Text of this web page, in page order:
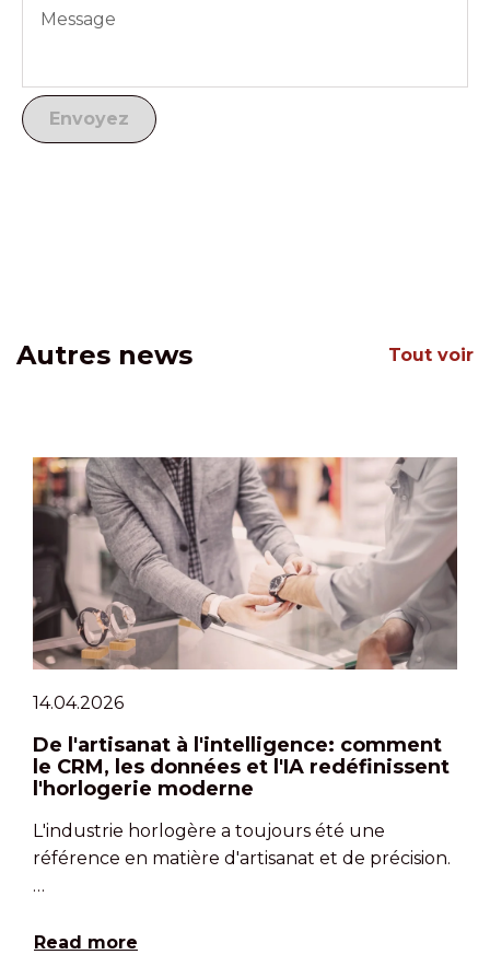
Autres news Tout voir
14.04.2026
De l'artisanat à l'intelligence: comment
le CRM, les données et l'IA redéfinissent
l'horlogerie moderne
L'industrie horlogère a toujours été une
référence en matière d'artisanat et de précision.
…
Read more